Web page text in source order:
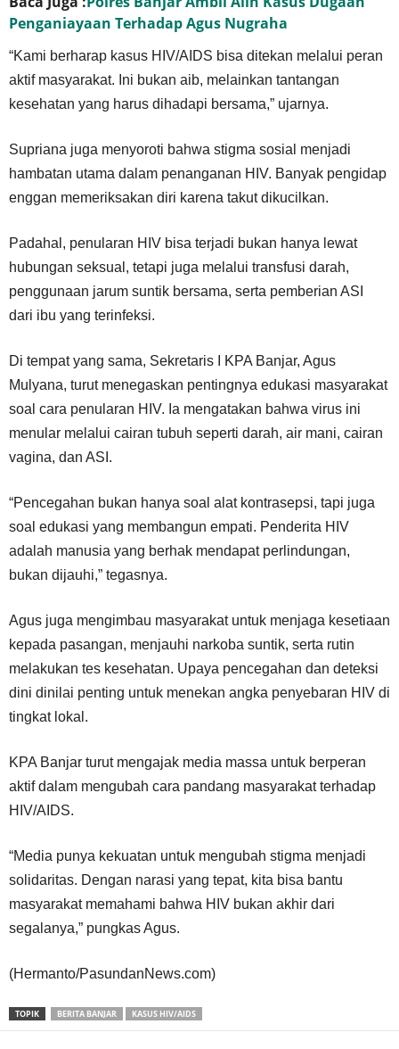
Penganiayaan Terhadap Agus Nugraha
“Kami berharap kasus HIV/AIDS bisa ditekan melalui peran
aktif masyarakat. Ini bukan aib, melainkan tantangan
kesehatan yang harus dihadapi bersama,” ujarnya.
Supriana juga menyoroti bahwa stigma sosial menjadi
hambatan utama dalam penanganan HIV. Banyak pengidap
enggan memeriksakan diri karena takut dikucilkan.
Padahal, penularan HIV bisa terjadi bukan hanya lewat
hubungan seksual, tetapi juga melalui transfusi darah,
penggunaan jarum suntik bersama, serta pemberian ASI
dari ibu yang terinfeksi.
Di tempat yang sama, Sekretaris I KPA Banjar, Agus
Mulyana, turut menegaskan pentingnya edukasi masyarakat
soal cara penularan HIV. Ia mengatakan bahwa virus ini
menular melalui cairan tubuh seperti darah, air mani, cairan
vagina, dan ASI.
“Pencegahan bukan hanya soal alat kontrasepsi, tapi juga
soal edukasi yang membangun empati. Penderita HIV
adalah manusia yang berhak mendapat perlindungan,
bukan dijauhi,” tegasnya.
Agus juga mengimbau masyarakat untuk menjaga kesetiaan
kepada pasangan, menjauhi narkoba suntik, serta rutin
melakukan tes kesehatan. Upaya pencegahan dan deteksi
dini dinilai penting untuk menekan angka penyebaran HIV di
tingkat lokal.
KPA Banjar turut mengajak media massa untuk berperan
aktif dalam mengubah cara pandang masyarakat terhadap
HIV/AIDS.
“Media punya kekuatan untuk mengubah stigma menjadi
solidaritas. Dengan narasi yang tepat, kita bisa bantu
masyarakat memahami bahwa HIV bukan akhir dari
segalanya,” pungkas Agus.
(Hermanto/PasundanNews.com)
TOPIK BERITA BANJAR KASUS HIV/AIDS